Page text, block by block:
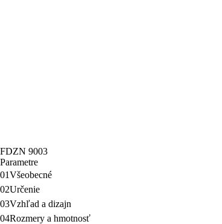
FDZN 9003
Parametre
01Všeobecné
02Určenie
03Vzhľad a dizajn
04Rozmery a hmotnosť